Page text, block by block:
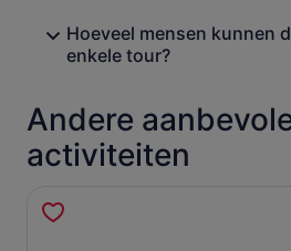
Hoeveel mensen kunnen
enkele tour?
Andere
activiteiten